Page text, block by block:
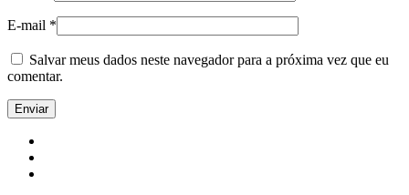
E-mail *
Salvar meus dados neste navegador para a próxima vez que eu
comentar.